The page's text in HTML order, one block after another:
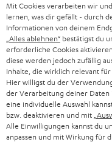
„Definitiv der
Mit Cookies verarbeiten wir
lernen, was dir gefällt - durch
Informationen von deinem
„Alles ablehnen“ bestätigst du
erforderliche Cookies
diese werden jedoch zufällig
Inhalte, die wirklich relevant
Hier willigst du der
der Verarbeitung deiner Daten
eine individuelle Auswahl
bzw. deaktivieren und mit
Alle Einwilligungen kannst du
anpassen und mit Wirkung für